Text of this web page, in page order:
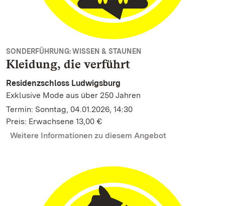
SONDERFÜHRUNG: WISSEN & STAUNEN
Kleidung, die verführt
Residenzschloss Ludwigsburg
Exklusive Mode aus über 250 Jahren
Termin: Sonntag, 04.01.2026, 14:30
Preis: Erwachsene 13,00 €
Weitere Informationen zu diesem Angebot